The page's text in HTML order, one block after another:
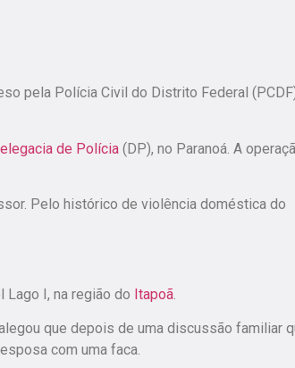
pela Polícia Civil do Distrito Federal
de Polícia (DP), no Paranoá. A
Pelo histórico de violência doméstica do
Lago I, na região do Itapoã.
que depois de uma discussão familiar
com uma faca.